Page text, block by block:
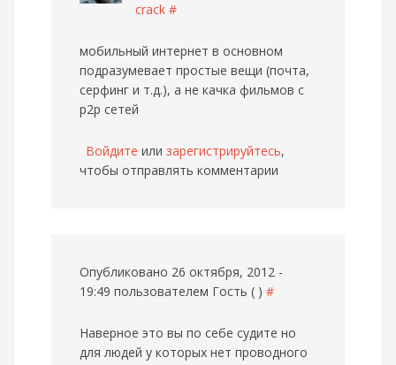
crack #
мобильный интернет в основном
подразумевает простые вещи (почта,
серфинг и т.д.), а не качка фильмов с
p2p сетей
Войдите или зарегистрируйтесь,
чтобы отправлять комментарии
Опубликовано 26 октября, 2012 -
19:49 пользователем Гость ( ) #
Наверное это вы по себе судите но
для людей у которых нет проводного